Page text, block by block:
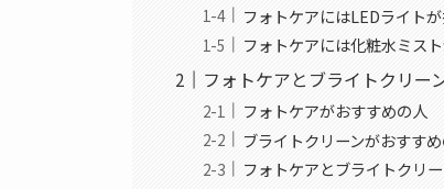
フォトケアにはLEDライト
フォトケアには化粧水ミス
フォトケアとブライトクリー
フォトケアがおすすめの人
ブライトクリーンがおすす
フォトケアとブライトクリ